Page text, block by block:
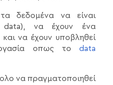
δεδομένα να είναι
data), να έχουν ένα
να έχουν υποβληθεί
οπως το data
να πραγματοποιηθεί